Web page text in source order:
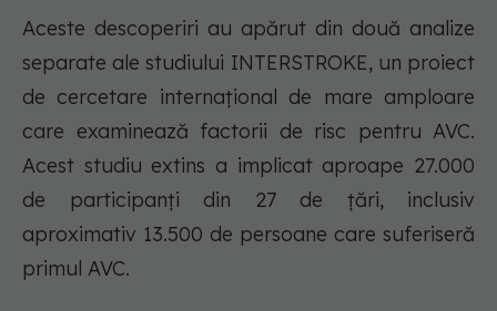
Aceste descoperiri au apărut din două analize
separate ale studiului INTERSTROKE, un proiect
de cercetare internațional de mare amploare
care examinează factorii de risc pentru AVC.
Acest studiu extins a implicat aproape 27.000
de participanți din 27 de țări, inclusiv
aproximativ 13.500 de persoane care suferiseră
primul AVC.